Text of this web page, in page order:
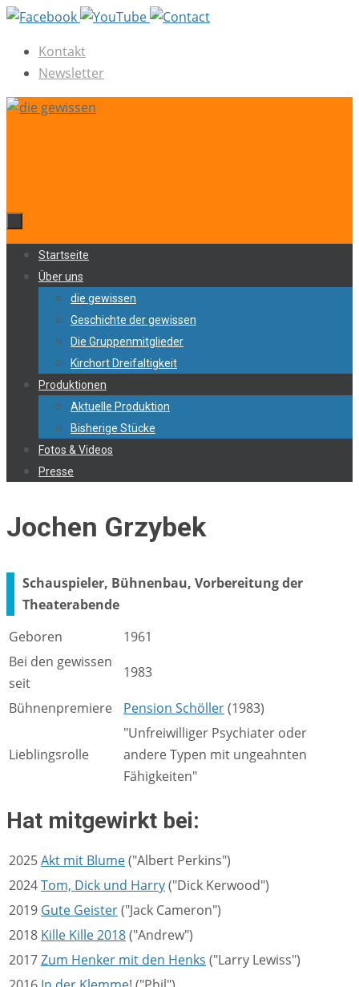
Zum
springenKontakt
Newsletter
Zum
Inhalt
springen
Startseite
Über uns
die gewissen
Geschichte der gewissen
Die Gruppenmitglieder
Kirchort Dreifaltigkeit
Produktionen
Aktuelle Produktion
Bisherige Stücke
Fotos & Videos
Presse
Jochen Grzybek
Schauspieler, Bühnenbau, Vorbereitung der
Theaterabende
Geboren
1961
Bei den gewissen
seit
1983
Bühnenpremiere Pension Schöller(1983)
Lieblingsrolle
"Unfreiwilliger Psychiater oder
andere Typen mit ungeahnten
Fähigkeiten"
Hat mitgewirkt bei:
2025Akt mit Blume("Albert Perkins")
2024Tom, Dick und Harry("Dick Kerwood")
2019 Gute Geister("Jack Cameron")
2018 Kille Kille 2018("Andrew")
2017Zum Henker mit den Henks ("Larry Lewiss")